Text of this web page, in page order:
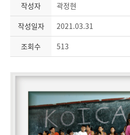
작성자
곽정현
작성일자
2021.03.31
조회수
513